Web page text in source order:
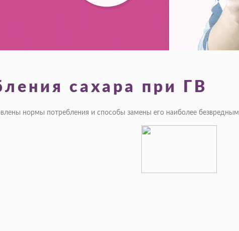
сахара при ГВ
нормы потребления и способы замены его наиболее